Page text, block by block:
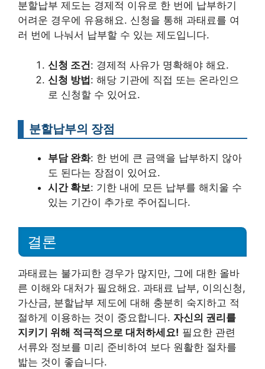
분할납부 제도는 경제적 이유로 한 번에 납부하기
어려운 경우에 유용해요. 신청을 통해 과태료를 여
러 번에 나눠서 납부할 수 있는 제도입니다.
신청 조건: 경제적 사유가 명확해야 해요.
신청 방법: 해당 기관에 직접 또는 온라인으
로 신청할 수 있어요.
분할납부의 장점
부담 완화: 한 번에 큰 금액을 납부하지 않아
도 된다는 장점이 있어요.
시간 확보: 기한 내에 모든 납부를 해치울 수
있는 기간이 추가로 주어집니다.
결론
과태료는 불가피한 경우가 많지만, 그에 대한 올바
른 이해와 대처가 필요해요. 과태료 납부, 이의신청,
가산금, 분할납부 제도에 대해 충분히 숙지하고 적
절하게 이용하는 것이 중요합니다. 자신의 권리를
지키기 위해 적극적으로 대처하세요! 필요한 관련
서류와 정보를 미리 준비하여 보다 원활한 절차를
밟는 것이 좋습니다.